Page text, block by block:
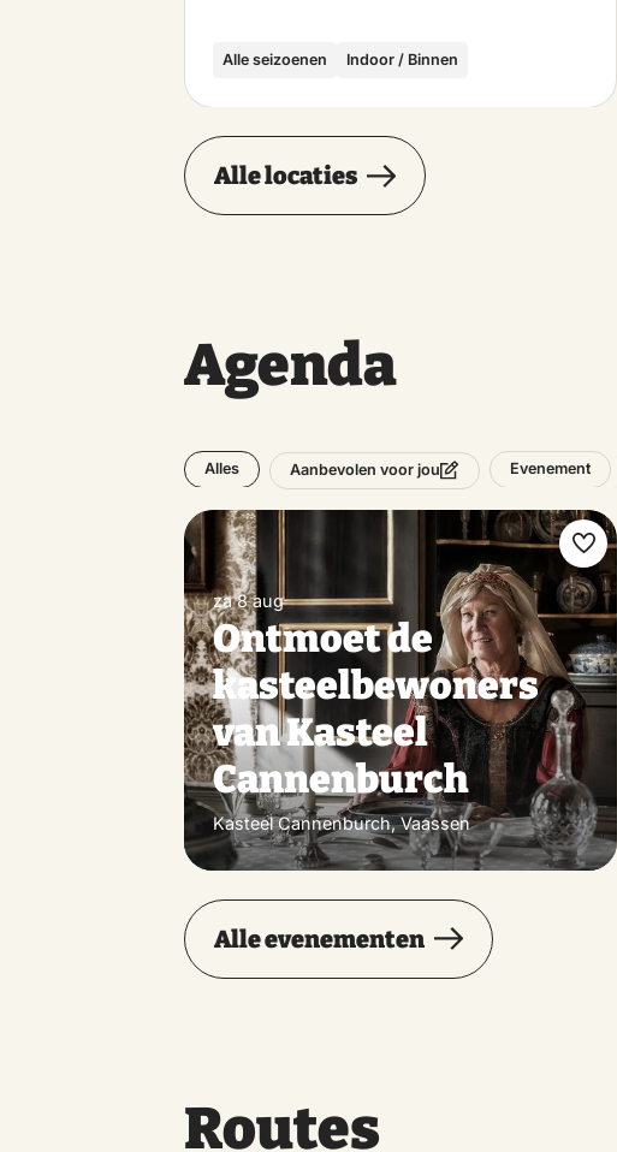
Alle seizoenen Indoor / Binnen
Alle locaties
Agenda
Alles Aanbevolen voor jou Evenement
za 8 aug
Ontmoet de
kasteelbewoners
van Kasteel
Cannenburch
Kasteel Cannenburch, Vaassen
Alle evenementen
Routes